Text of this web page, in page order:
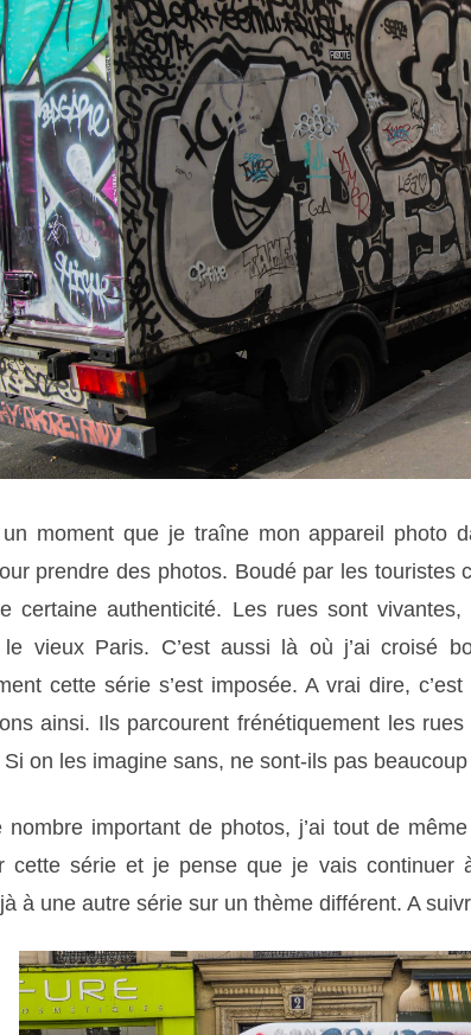
moment que je traîne mon appareil photo
prendre des photos. Boudé par les touristes
certaine authenticité. Les rues sont
le vieux Paris. C’est aussi là où j’ai croisé
cette série s’est imposée. A vrai dire,
ainsi. Ils parcourent frénétiquement les
on les imagine sans, ne sont-ils pas
nombre important de photos, j’ai tout de
cette série et je pense que je vais continuer
à une autre série sur un thème différent. A